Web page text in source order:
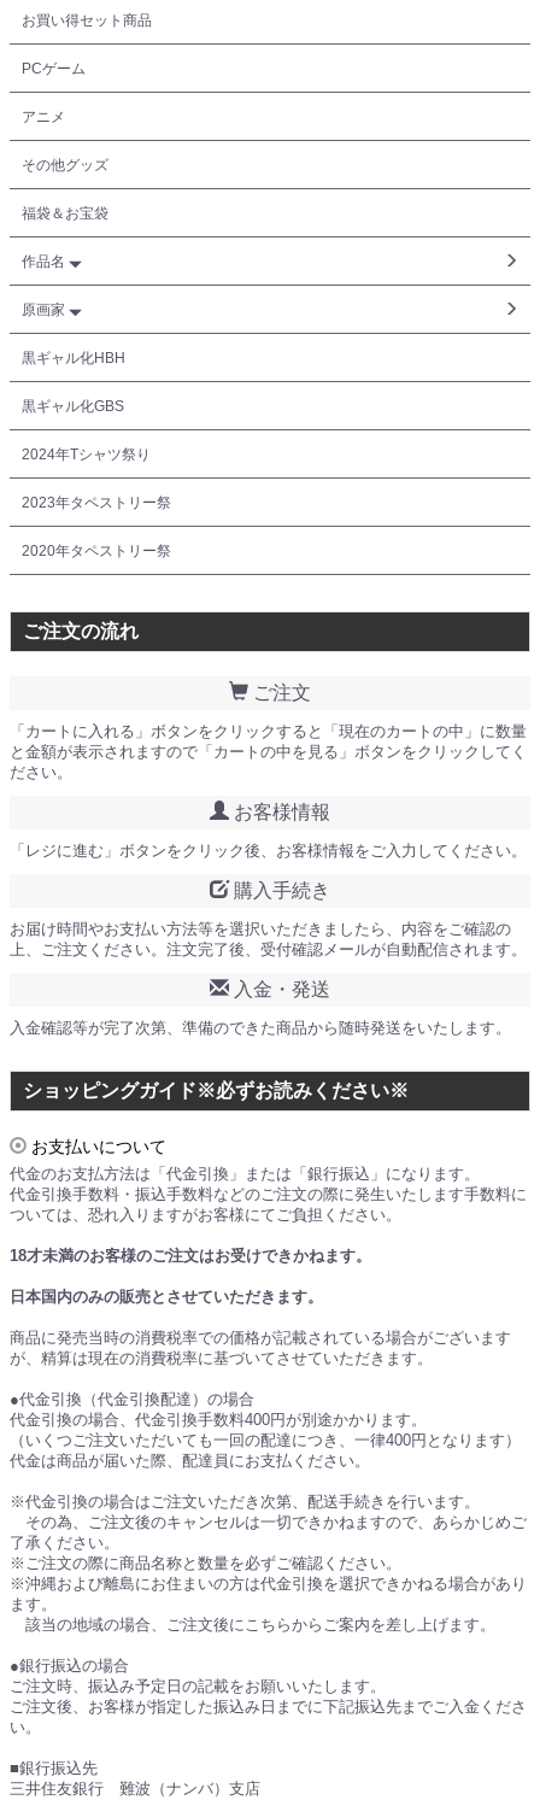
お買い得セット商品
PCゲーム
アニメ
その他グッズ
福袋＆お宝袋
作品名
原画家
黒ギャル化HBH
黒ギャル化GBS
2024年Tシャツ祭り
2023年タペストリー祭
2020年タペストリー祭
ご注文の流れ
ご注文
「カートに入れる」ボタンをクリックすると「現在のカートの中」に数量
と金額が表示されますので「カートの中を見る」ボタンをクリックしてく
ださい。
お客様情報
「レジに進む」ボタンをクリック後、お客様情報をご入力してください。
購入手続き
お届け時間やお支払い方法等を選択いただきましたら、内容をご確認の
上、ご注文ください。注文完了後、受付確認メールが自動配信されます。
入金・発送
入金確認等が完了次第、準備のできた商品から随時発送をいたします。
ショッピングガイド※必ずお読みください※
お支払いについて
代金のお支払方法は「代金引換」または「銀行振込」になります。
代金引換手数料・振込手数料などのご注文の際に発生いたします手数料に
ついては、恐れ入りますがお客様にてご負担ください。
18才未満のお客様のご注文はお受けできかねます。
日本国内のみの販売とさせていただきます。
商品に発売当時の消費税率での価格が記載されている場合がございます
が、精算は現在の消費税率に基づいてさせていただきます。
●代金引換（代金引換配達）の場合
代金引換の場合、代金引換手数料400円が別途かかります。
（いくつご注文いただいても一回の配達につき、一律400円となります）
代金は商品が届いた際、配達員にお支払ください。
※代金引換の場合はご注文いただき次第、配送手続きを行います。
その為、ご注文後のキャンセルは一切できかねますので、あらかじめご
了承ください。
※ご注文の際に商品名称と数量を必ずご確認ください。
※沖縄および離島にお住まいの方は代金引換を選択できかねる場合があり
ます。
該当の地域の場合、ご注文後にこちらからご案内を差し上げます。
●銀行振込の場合
ご注文時、振込み予定日の記載をお願いいたします。
ご注文後、お客様が指定した振込み日までに下記振込先までご入金くださ
い。
■銀行振込先
三井住友銀行 難波（ナンバ）支店